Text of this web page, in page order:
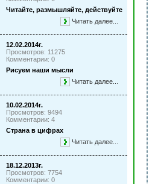
Читайте, размышляйте, действуйте
Читать далее...
12.02.2014г.
Просмотров: 11275
Комментарии: 0
Рисуем наши мысли
Читать далее...
10.02.2014г.
Просмотров: 9494
Комментарии: 4
Страна в цифрах
Читать далее...
18.12.2013г.
Просмотров: 7754
Комментарии: 0